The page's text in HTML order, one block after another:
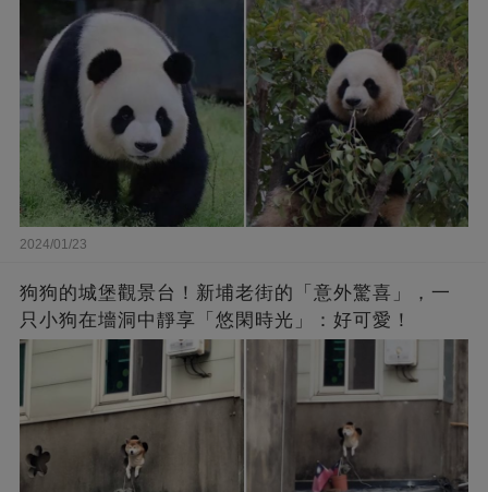
2024/01/23
狗狗的城堡觀景台！新埔老街的「意外驚喜」，一
只小狗在墻洞中靜享「悠閑時光」：好可愛！